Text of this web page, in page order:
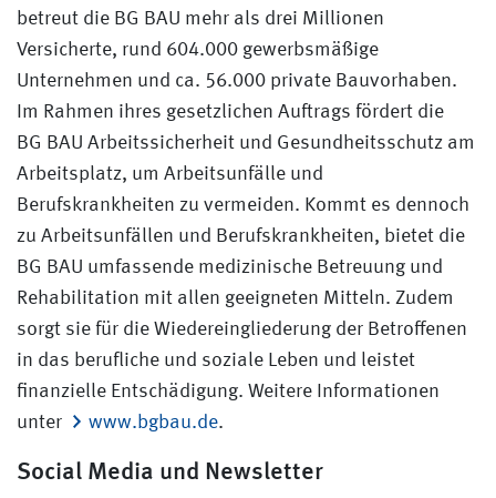
betreut die BG BAU mehr als drei Millionen
Versicherte, rund 604.000 gewerbsmäßige
Unternehmen und ca. 56.000 private Bauvorhaben.
Im Rahmen ihres gesetzlichen Auftrags fördert die
BG BAU Arbeitssicherheit und Gesundheitsschutz am
Arbeitsplatz, um Arbeitsunfälle und
Berufskrankheiten zu vermeiden. Kommt es dennoch
zu Arbeitsunfällen und Berufskrankheiten, bietet die
BG BAU umfassende medizinische Betreuung und
Rehabilitation mit allen geeigneten Mitteln. Zudem
sorgt sie für die Wiedereingliederung der Betroffenen
in das berufliche und soziale Leben und leistet
finanzielle Entschädigung. Weitere Informationen
unter
www.bgbau.de.
Social Media und Newsletter